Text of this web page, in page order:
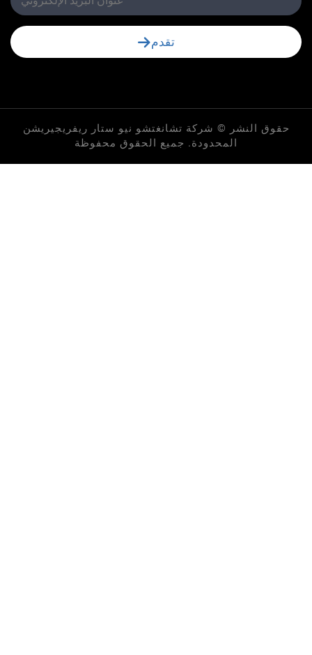
© شركة تشانغتشو نيو ستار ريفريجيريشن
المحدودة. جميع الحقوق محفوظة